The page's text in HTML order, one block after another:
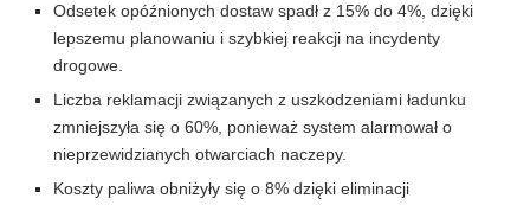
Odsetek opóźnionych dostaw spadł z 15% do 4%, dzięki
lepszemu planowaniu i szybkiej reakcji na incydenty
drogowe.
Liczba reklamacji związanych z uszkodzeniami ładunku
zmniejszyła się o 60%, ponieważ system alarmował o
nieprzewidzianych otwarciach naczepy.
Koszty paliwa obniżyły się o 8% dzięki eliminacji